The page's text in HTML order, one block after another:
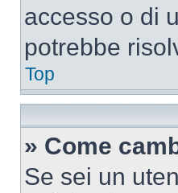
accesso o di
potrebbe
Top
» Come
Se sei un